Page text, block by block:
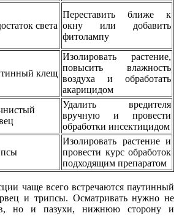
света
Переставить ближе к
окну или добавить
фитолампу
клещ
Изолировать растение,
повысить влажность
воздуха и обработать
акарицидом
Удалить вредителя
вручную и провести
обработки инсектицидом
Изолировать растение и
провести курс обработок
подходящим препаратом
чаще всего встречаются паутинный
и трипсы. Осматривать нужно не
но и пазухи, нижнюю сторону и